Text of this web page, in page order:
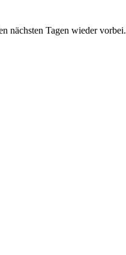
nächsten Tagen wieder vorbei.